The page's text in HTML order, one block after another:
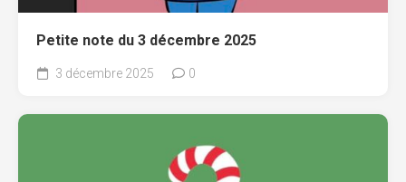
Petite note du 3 décembre 2025
3 décembre 2025 0